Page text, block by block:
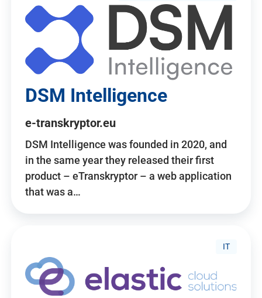
DSM Intelligence
e-transkryptor.eu
DSM Intelligence was founded in 2020, and
in the same year they released their first
product – eTranskryptor – a web application
that was a…
IT